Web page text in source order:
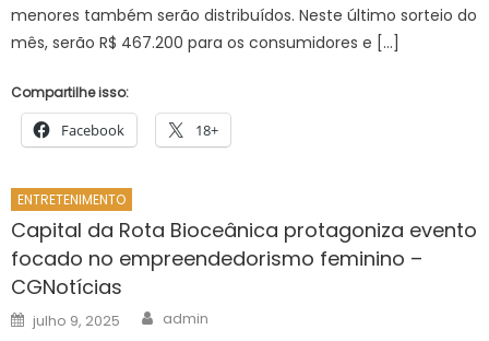
menores também serão distribuídos. Neste último sorteio do
mês, serão R$ 467.200 para os consumidores e […]
Compartilhe isso:
Facebook 18+
ENTRETENIMENTO
Capital da Rota Bioceânica protagoniza evento
focado no empreendedorismo feminino –
CGNotícias
Posted
on
julho 9, 2025 Author
admin